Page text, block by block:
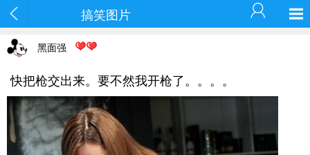
搞笑图片
黑面强
快把枪交出来。要不然我开枪了。。。。